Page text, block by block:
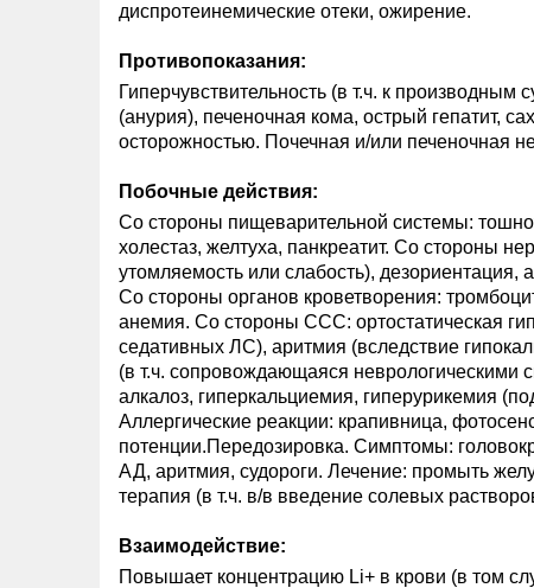
диспротеинемические отеки, ожирение.
Противопоказания:
Гиперчувствительность (в т.ч. к
(анурия), печеночная кома, острый гепатит,
осторожностью. Почечная и/или печеночная
Побочные действия:
Со стороны пищеварительной системы:
холестаз, желтуха, панкреатит. Со стороны
утомляемость или слабость), дезориентация,
Со стороны органов кроветворения:
анемия. Со стороны ССС: ортостатическая
седативных ЛС), аритмия (вследствие
(в т.ч. сопровождающаяся неврологическими
алкалоз, гиперкальциемия, гиперурикемия
Аллергические реакции: крапивница,
потенции.Передозировка. Симптомы:
АД, аритмия, судороги. Лечение: промыть
терапия (в т.ч. в/в введение солевых
Взаимодействие:
Повышает концентрацию Li+ в крови (в том